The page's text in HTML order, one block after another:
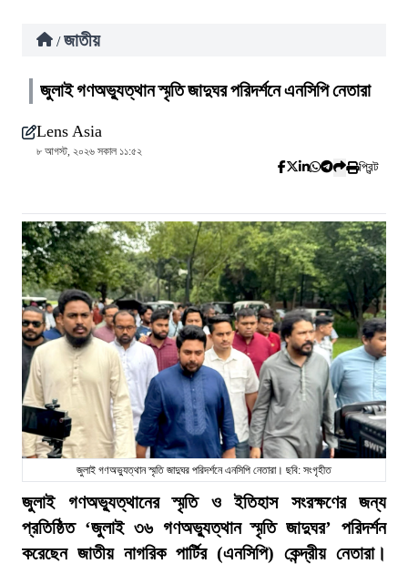
/ জাতীয়
জুলাই গণঅভ্যুত্থান স্মৃতি জাদুঘর পরিদর্শনে এনসিপি নেতারা
Lens Asia
৮ আগস্ট, ২০২৬ সকাল ১১:৫২
প্রিন্ট
জুলাই গণঅভ্যুত্থান স্মৃতি জাদুঘর পরিদর্শনে এনসিপি নেতারা। ছবি: সংগৃহীত
জুলাই গণঅভ্যুত্থানের স্মৃতি ও ইতিহাস সংরক্ষণের জন্য
প্রতিষ্ঠিত ‘জুলাই ৩৬ গণঅভ্যুত্থান স্মৃতি জাদুঘর’ পরিদর্শন
করেছেন জাতীয় নাগরিক পার্টির (এনসিপি) কেন্দ্রীয় নেতারা।